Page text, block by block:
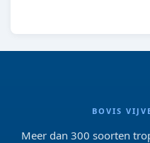
BOVIS
Meer dan 300 soorten